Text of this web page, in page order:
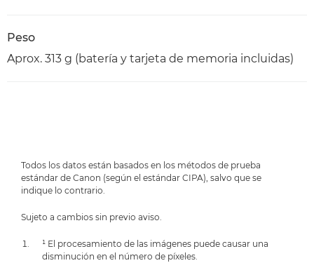
Peso
Aprox. 313 g (batería y tarjeta de memoria incluidas)
Todos los datos están basados en los métodos de prueba
estándar de Canon (según el estándar CIPA), salvo que se
indique lo contrario.
Sujeto a cambios sin previo aviso.
¹ El procesamiento de las imágenes puede causar una
disminución en el número de píxeles.